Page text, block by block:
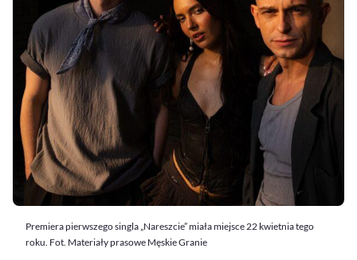
Premiera pierwszego singla „Nareszcie” miała miejsce 22 kwietnia tego
roku. Fot. Materiały prasowe Męskie Granie